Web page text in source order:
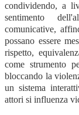
condividendo, a
sentimento
comunicative,
possano essere
rispetto,
come strumento
bloccando la
un sistema
attori si influenza